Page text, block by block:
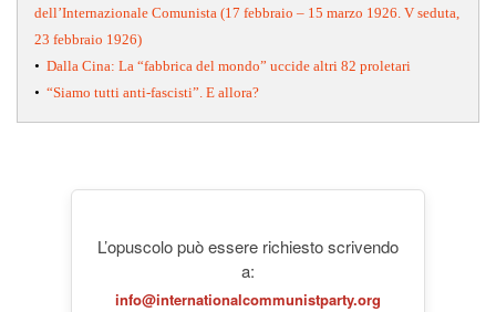
dell’Internazionale Comunista (17 febbraio – 15 marzo 1926. V seduta,
23 febbraio 1926)
• Dalla Cina: La “fabbrica del mondo” uccide altri 82 proletari
• “Siamo tutti anti-fascisti”. E allora?
L’opuscolo può essere richiesto scrivendo
a:
info@internationalcommunistparty.org